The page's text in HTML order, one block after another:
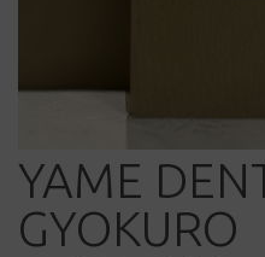
YAME
GYOKURO